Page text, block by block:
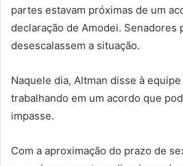
partes estavam próximas de um
declaração de Amodei. Senadores
desescalassem a situação.
Naquele dia, Altman disse à
trabalhando em um acordo que
impasse.
Com a aproximação do prazo de